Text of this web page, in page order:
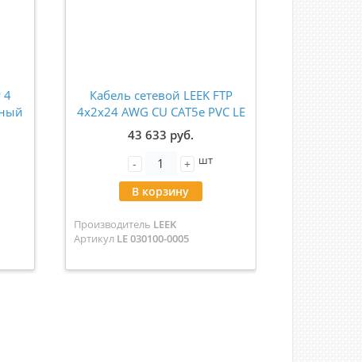
4
Кабель сетевой LEEK FTP
4x2x24 AWG CU CAT5e PVC LE
(бухта 305м) LE 030100-0005
43 633 руб.
- + шт
В корзину
Производитель LEEK
Артикул LE 030100-0005